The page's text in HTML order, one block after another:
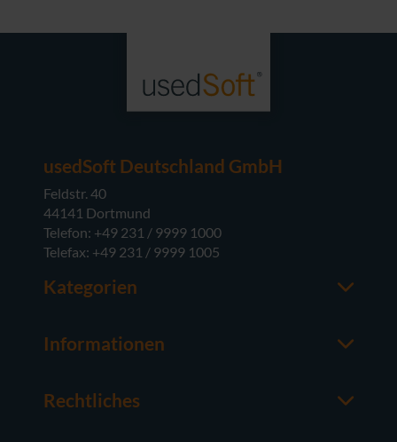
usedSoft Deutschland GmbH
Feldstr. 40
44141 Dortmund
Telefon: +49 231 / 9999 1000
Telefax: +49 231 / 9999 1005
Kategorien
M365
Server-Software
Hardware
Informationen
Über usedSoft
Wissenswertes
Rechtliches